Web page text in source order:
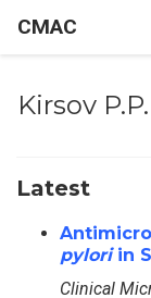
CMAC
Kirsov P.P.
Latest
pyloriin
Clinical